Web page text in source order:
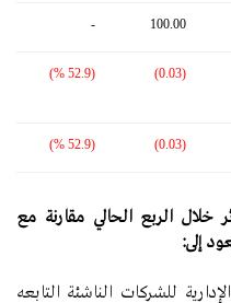
100.00
-
(0.03)
(52.9 %)
(0.03)
(52.9 %)
خلال الربع الحالي مقارنة مع
إلى:
للشركات الناشئة التابعه